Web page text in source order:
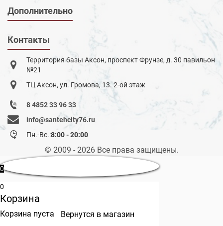
Дополнительно
Контакты
Территория базы Аксон, проспект Фрунзе, д. 30 павильон
№21
ТЦ Аксон, ул. Громова, 13. 2-ой этаж
8 4852 33 96 33
info@santehcity76.ru
Пн.-Вс.:8:00 - 20:00
© 2009 - 2026 Все права защищены.
0
0
Корзина
Корзина пуста Вернутся в магазин